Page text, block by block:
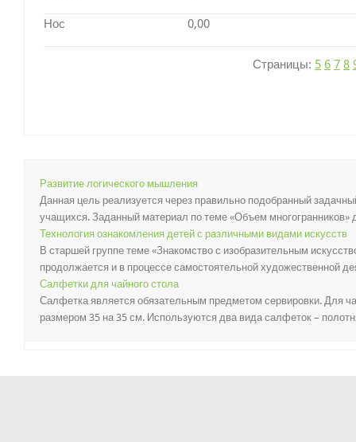
Нос 0,00
Страницы: 5 6 7 8
Развитие логического мышления
Данная цель реализуется через правильно подобранный
учащихся. Заданный материал по теме «Объем многогранников»
Технология ознакомления детей с различными видами искусств
В старшей группе теме «Знакомство с изобразительным
продолжается и в процессе самостоятельной художественной
Салфетки для чайного стола
Салфетка является обязательным предметом сервировки. Для
размером 35 на 35 см. Используются два вида салфеток –